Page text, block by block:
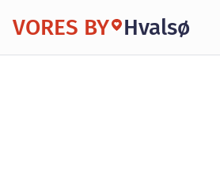
VORES BY Hvalsø